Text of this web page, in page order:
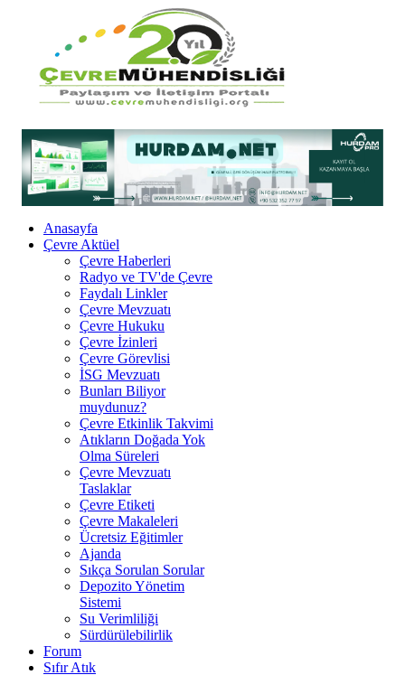
Anasayfa
Çevre Aktüel
Çevre Haberleri
Radyo ve TV'de Çevre
Faydalı Linkler
Çevre Mevzuatı
Çevre Hukuku
Çevre İzinleri
Çevre Görevlisi
İSG Mevzuatı
Bunları Biliyor
muydunuz?
Çevre Etkinlik Takvimi
Atıkların Doğada Yok
Olma Süreleri
Çevre Mevzuatı
Taslaklar
Çevre Etiketi
Çevre Makaleleri
Ücretsiz Eğitimler
Ajanda
Sıkça Sorulan Sorular
Depozito Yönetim
Sistemi
Su Verimliliği
Sürdürülebilirlik
Forum
Sıfır Atık